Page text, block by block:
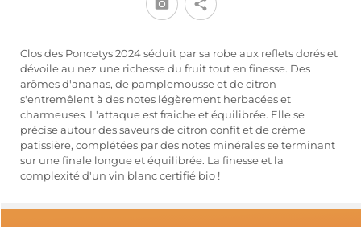
Clos des Poncetys 2024 séduit par sa robe aux reflets dorés et
dévoile au nez une richesse du fruit tout en finesse. Des
arômes d'ananas, de pamplemousse et de citron
s'entremêlent à des notes légèrement herbacées et
charmeuses. L'attaque est fraiche et équilibrée. Elle se
précise autour des saveurs de citron confit et de crème
patissière, complétées par des notes minérales se terminant
sur une finale longue et équilibrée. La finesse et la
complexité d'un vin blanc certifié bio !